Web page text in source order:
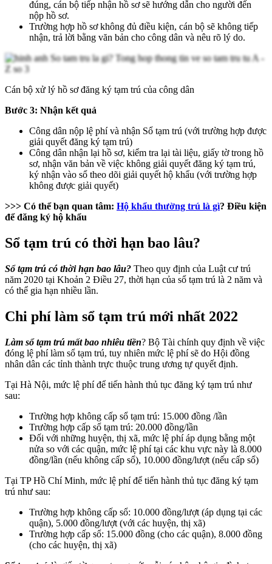
đúng, cán bộ tiếp nhận hồ sơ sẽ hướng dẫn cho người đến
nộp hồ sơ.
Trường hợp hồ sơ không đủ điều kiện, cán bộ sẽ không tiếp
nhận, trả lời bằng văn bản cho công dân và nêu rõ lý do.
Cán bộ xử lý hồ sơ đăng ký tạm trú của công dân
Bước 3: Nhận kết quả
Công dân nộp lệ phí và nhận Sổ tạm trú (với trường hợp được
giải quyết đăng ký tạm trú)
Công dân nhận lại hồ sơ, kiểm tra lại tài liệu, giấy tờ trong hồ
sơ, nhận văn bản về việc không giải quyết đăng ký tạm trú,
ký nhận vào sổ theo dõi giải quyết hộ khẩu (với trường hợp
không được giải quyết)
>>> Có thể bạn quan tâm: Hộ khẩu thường trú là gì? Điều kiện
để đăng ký hộ khẩu
Sổ tạm trú có thời hạn bao lâu?
Sổ tạm trú có thời hạn bao lâu? Theo quy định của Luật cư trú
năm 2020 tại Khoản 2 Điều 27, thời hạn của sổ tạm trú là 2 năm và
có thể gia hạn nhiều lần.
Chi phí làm sổ tạm trú mới nhất 2022
Làm sổ tạm trú mất bao nhiêu tiền? Bộ Tài chính quy định về việc
đóng lệ phí làm sổ tạm trú, tuy nhiên mức lệ phí sẽ do Hội đồng
nhân dân các tỉnh thành trực thuộc trung ương tự quyết định.
Tại Hà Nội, mức lệ phí để tiến hành thủ tục đăng ký tạm trú như
sau:
Trường hợp không cấp sổ tạm trú: 15.000 đồng /lần
Trường hợp cấp sổ tạm trú: 20.000 đồng/lần
Đối với những huyện, thị xã, mức lệ phí áp dụng bằng một
nửa so với các quận, mức lệ phí tại các khu vực này là 8.000
đồng/lần (nếu không cấp sổ), 10.000 đồng/lượt (nếu cấp sổ)
Tại TP Hồ Chí Minh, mức lệ phí để tiến hành thủ tục đăng ký tạm
trú như sau:
Trường hợp không cấp sổ: 10.000 đồng/lượt (áp dụng tại các
quận), 5.000 đồng/lượt (với các huyện, thị xã)
Trường hợp cấp sổ: 15.000 đồng (cho các quận), 8.000 đồng
(cho các huyện, thị xã)